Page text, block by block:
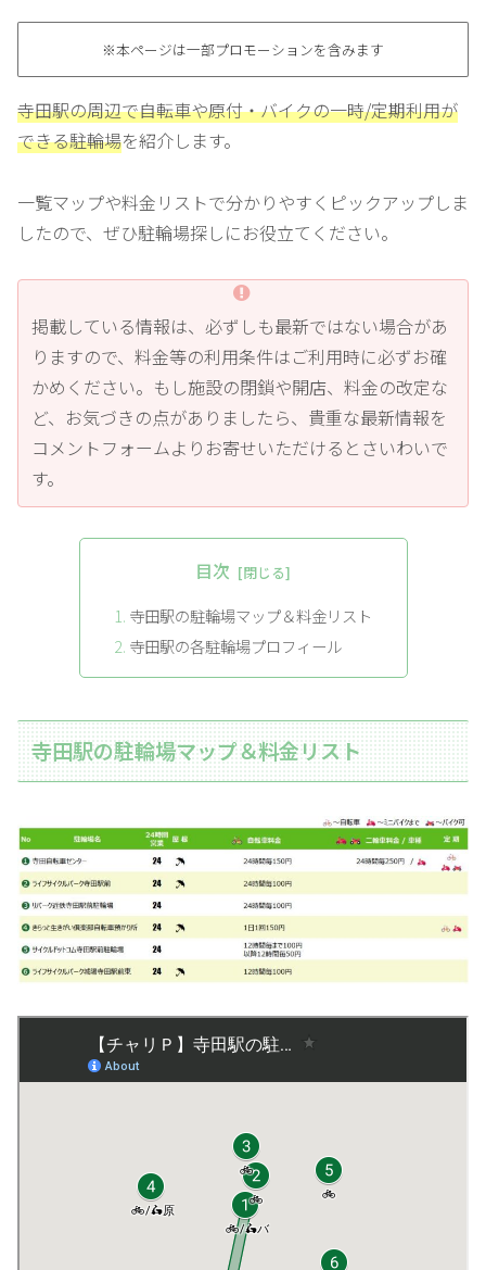
※本ページは一部プロモーションを含みます
寺田駅の周辺で自転車や原付・バイクの一時/定期利用が
できる駐輪場を紹介します。
一覧マップや料金リストで分かりやすくピックアップしま
したので、ぜひ駐輪場探しにお役立てください。
掲載している情報は、必ずしも最新ではない場合があ
りますので、料金等の利用条件はご利用時に必ずお確
かめください。もし施設の閉鎖や開店、料金の改定な
ど、お気づきの点がありましたら、貴重な最新情報を
コメントフォームよりお寄せいただけるとさいわいで
す。
目次
寺田駅の駐輪場マップ＆料金リスト
寺田駅の各駐輪場プロフィール
寺田駅の駐輪場マップ＆料金リスト